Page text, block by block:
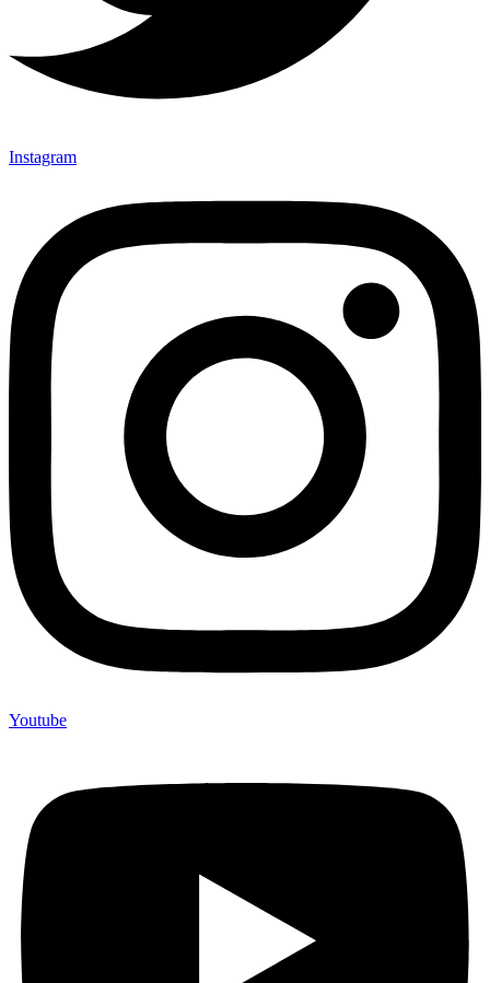
Instagram
Youtube